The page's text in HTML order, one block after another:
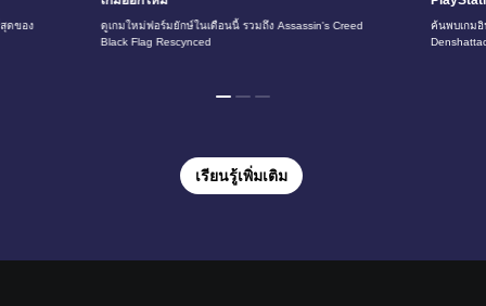
ดูเกมใหม่ฟอร์มยักษ์ในเดือนนี้ รวมถึง Assassin's Creed
Black Flag Rescynced
ค้นพบเกม
ดของ
เรียนรู้เพิ่มเติม